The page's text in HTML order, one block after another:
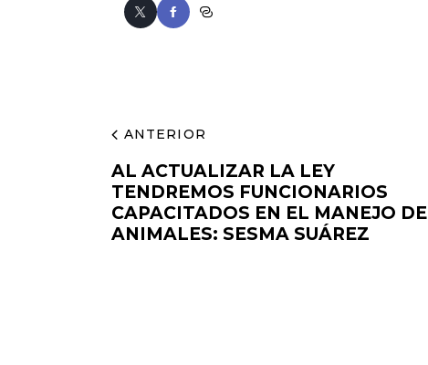
ANTERIOR
AL ACTUALIZAR LA LEY
TENDREMOS FUNCIONARIOS
CAPACITADOS EN EL MANEJO DE
ANIMALES: SESMA SUÁREZ